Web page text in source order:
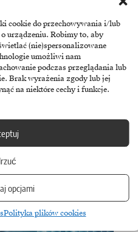
cookie do przechowywania i/lub
urządzeniu. Robimy to, aby
(nie)spersonalizowane
umożliwi nam
podczas przeglądania lub
Brak wyrażenia zgody lub jej
na niektóre cechy i funkcje.
opcjami
Polityka plików cookies